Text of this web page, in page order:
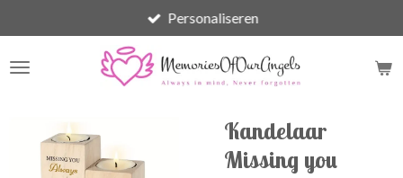
direct
naar
Personaliseren
Kandelaar
Missing you